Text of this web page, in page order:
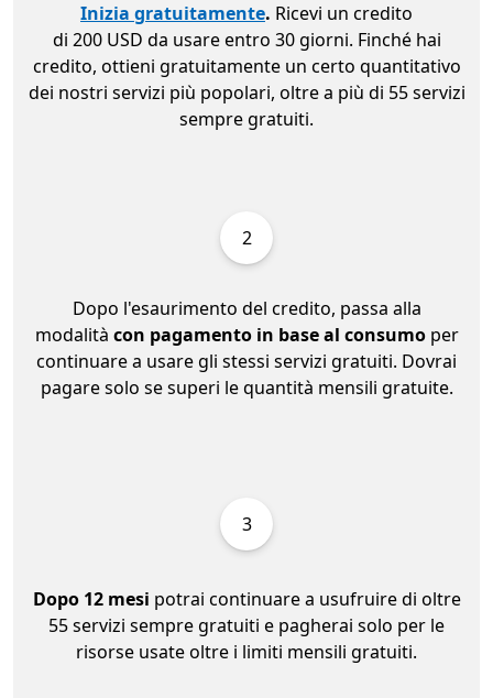
Inizia gratuitamente. Ricevi un credito
di 200 USD da usare entro 30 giorni. Finché hai
credito, ottieni gratuitamente un certo quantitativo
dei nostri servizi più popolari, oltre a più di 55 servizi
sempre gratuiti.
2
Dopo l'esaurimento del credito, passa alla
modalità con pagamento in base al consumoper
continuare a usare gli stessi servizi gratuiti. Dovrai
pagare solo se superi le quantità mensili gratuite.
3
Dopo 12 mesi potrai continuare a usufruire di oltre
55 servizi sempre gratuiti e pagherai solo per le
risorse usate oltre i limiti mensili gratuiti.